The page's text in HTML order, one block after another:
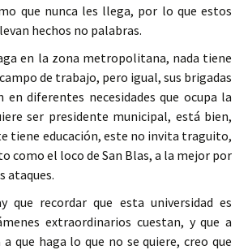
que nunca les llega, por lo que estos
hechos no palabras.
en la zona metropolitana, nada tiene
campo de trabajo, pero igual, sus brigadas
diferentes necesidades que ocupa la
ser presidente municipal, está bien,
tiene educación, este no invita traguito,
como el loco de San Blas, a la mejor por
ataques.
que recordar que esta universidad es
extraordinarios cuestan, y que a
que haga lo que no se quiere, creo que